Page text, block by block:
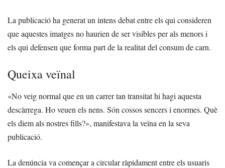
La publicació ha generat un intens debat entre els qui consideren
que aquestes imatges no haurien de ser visibles per als menors i
els qui defensen que forma part de la realitat del consum de carn.
Queixa veïnal
«No veig normal que en un carrer tan transitat hi hagi aquesta
descàrrega. Ho veuen els nens. Són cossos sencers i enormes. Què
els diem als nostres fills?», manifestava la veïna en la seva
publicació.
La denúncia va començar a circular ràpidament entre els usuaris